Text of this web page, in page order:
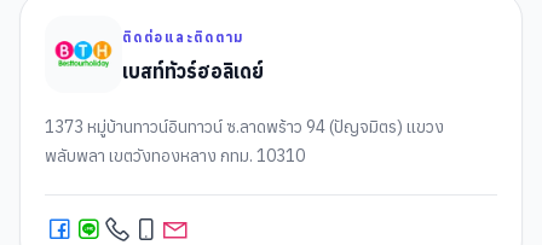
ติดต่อและติดตาม
เบสท์ทัวร์ฮอลิเดย์
1373 หมู่บ้านทาวน์อินทาวน์ ซ.ลาดพร้าว 94 (ปัญจมิตร) แขวง
พลับพลา เขตวังทองหลาง กทม. 10310